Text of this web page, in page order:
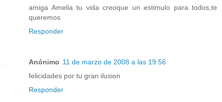
amiga Amelia tu vida creoque un estimulo para todos,te
queremos
Responder
Anónimo 11 de marzo de 2008 a las 19:56
felicidades por tu gran ilusion
Responder